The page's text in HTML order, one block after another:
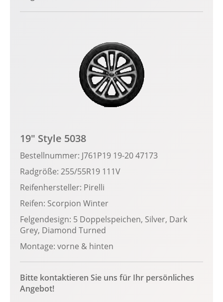
19" Style 5038
Bestellnummer: J761P19 19-20 47173
Radgröße: 255/55R19 111V
Reifenhersteller: Pirelli
Reifen: Scorpion Winter
Felgendesign: 5 Doppelspeichen, Silver, Dark
Grey, Diamond Turned
Montage: vorne & hinten
Bitte kontaktieren Sie uns für Ihr persönliches
Angebot!